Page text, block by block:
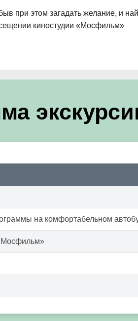
при этом загадать желание, и
киностудии «Мосфильм»
на комфортабельном